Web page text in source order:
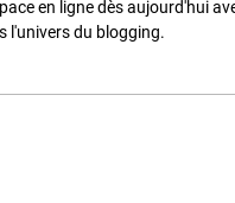
en ligne dès aujourd'hui
l'univers du blogging.